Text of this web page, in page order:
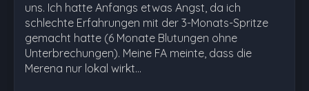
uns. Ich hatte Anfangs etwas Angst, da ich
schlechte Erfahrungen mit der 3-Monats-Spritze
gemacht hatte (6 Monate Blutungen ohne
Unterbrechungen). Meine FA meinte, dass die
Merena nur lokal wirkt…